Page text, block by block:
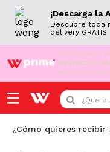
¡Descarga la
Descubre toda
delivery GRATIS
¡Aún no eres
DESPACHO
supermercado
¿Que
¿Cómo quieres recibir